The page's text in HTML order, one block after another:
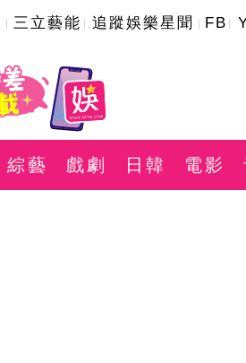
三立藝能 追蹤娛樂星聞 FB
綜藝 戲劇 日韓 電影